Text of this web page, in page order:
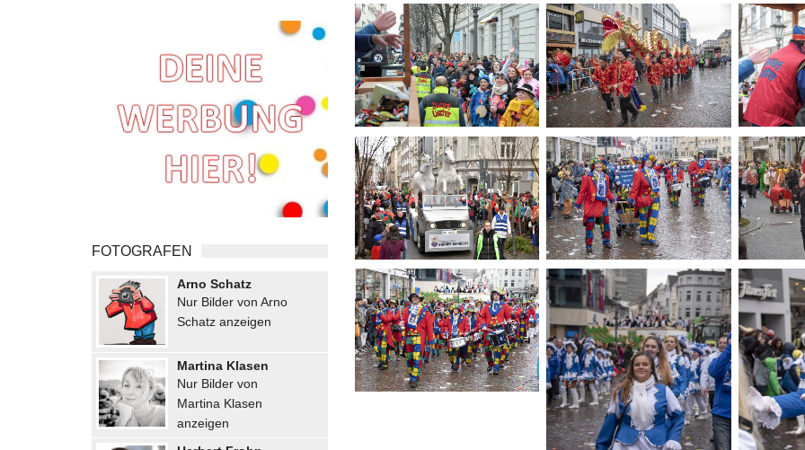
FOTOGRAFEN
Arno Schatz
Nur Bilder von Arno
Schatz anzeigen
Martina Klasen
Nur Bilder von
Martina Klasen
anzeigen